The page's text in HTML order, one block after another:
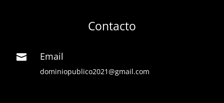
Contacto
 Email
dominiopublico2021@gmail.com